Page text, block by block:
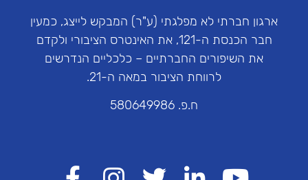
ארגון חברתי לא מפלגתי (ע"ר) המבקש לייצג, כמעין
חבר הכנסת ה-121, את האינטרס הציבורי ולקדם
את השיפורים החברתיים – כלכליים הנדרשים
לרווחת הציבור במאה ה-21.
ח.פ. 580649986